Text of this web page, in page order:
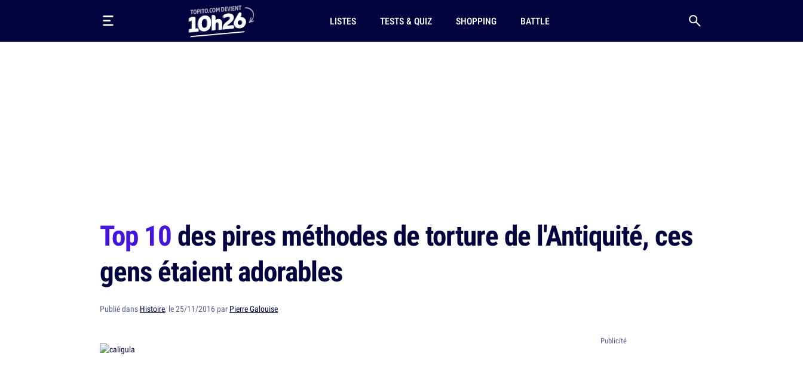
LISTES TESTS & QUIZ SHOPPING BATTLE
Top 10des pires méthodes de torture de l'Antiquité, ces
gens étaient adorables
Publié dans Histoire, le 25/11/2016 par Pierre Galouise